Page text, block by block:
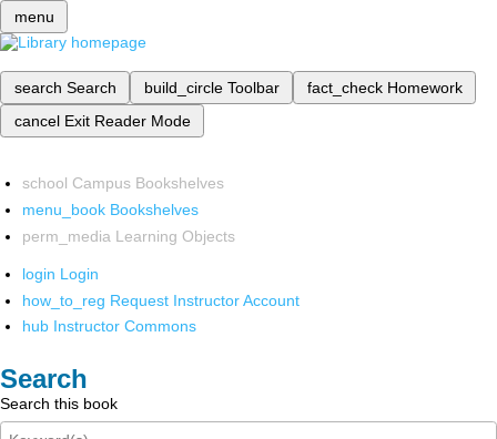
menu
search Search build_circle Toolbar fact_check Homework
cancel Exit Reader Mode
school Campus Bookshelves
menu_book Bookshelves
perm_media Learning Objects
login Login
how_to_reg Request Instructor Account
hub Instructor Commons
Search
Search this book